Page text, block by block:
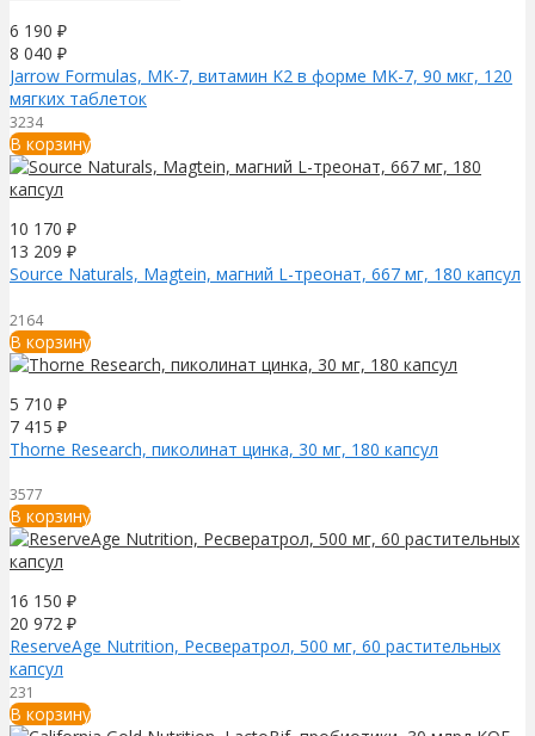
6 190 ₽
8 040 ₽
Jarrow Formulas, MK-7, витамин K2 в форме MK-7, 90 мкг, 120
мягких таблеток
3234
В корзину
10 170 ₽
13 209 ₽
Source Naturals, Magtein, магний L-треонат, 667 мг, 180 капсул
2164
В корзину
5 710 ₽
7 415 ₽
Thorne Research, пиколинат цинка, 30 мг, 180 капсул
3577
В корзину
16 150 ₽
20 972 ₽
ReserveAge Nutrition, Ресвератрол, 500 мг, 60 растительных
капсул
231
В корзину